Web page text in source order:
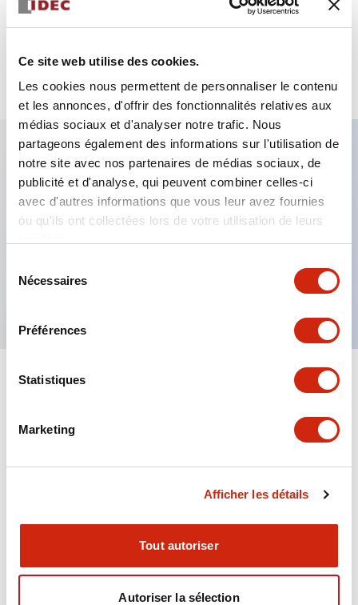
Ce site web utilise des cookies.
Les cookies nous permettent de personnaliser le contenu
et les annonces, d'offrir des fonctionnalités relatives aux
médias sociaux et d'analyser notre trafic. Nous
partageons également des informations sur l'utilisation de
notre site avec nos partenaires de médias sociaux, de
publicité et d'analyse, qui peuvent combiner celles-ci
avec d'autres informations que vous leur avez fournies
ou qu'ils ont collectées lors de votre utilisation de leurs
Nécessaires
Préférences
Statistiques
Marketing
Afficher les détails
Tout autoriser
Autoriser la sélection
Sélectionner la quantité
Caractéristiques clés
Fixation par regroupement possible
Le commutateur sélecteur avec clé adopte une
structure à goupille à cylindre haute sécurité
La structure de protection est IP65 (IEC60529)